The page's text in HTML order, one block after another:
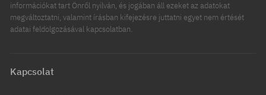
információkat tart Önről nyilván, és jogában áll ezeket az adatokat
megváltoztatni, valamint írásban kifejezésre juttatni egyet nem értését
adatai feldolgozásával kapcsolatban.
Kapcsolat